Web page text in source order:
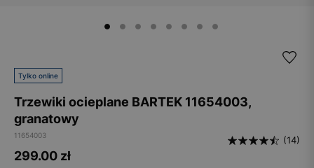
Tylko online
Trzewiki ocieplane BARTEK 11654003,
granatowy
11654003 (14)
299.00 zł